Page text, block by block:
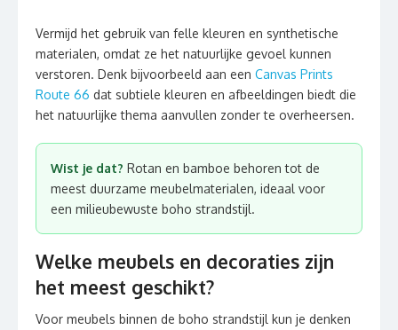
Vermijd het gebruik van felle kleuren en synthetische
materialen, omdat ze het natuurlijke gevoel kunnen
verstoren. Denk bijvoorbeeld aan een Canvas Prints
Route 66 dat subtiele kleuren en afbeeldingen biedt die
het natuurlijke thema aanvullen zonder te overheersen.
Wist je dat? Rotan en bamboe behoren tot de
meest duurzame meubelmaterialen, ideaal voor
een milieubewuste boho strandstijl.
Welke meubels en decoraties zijn
het meest geschikt?
Voor meubels binnen de boho strandstijl kun je denken